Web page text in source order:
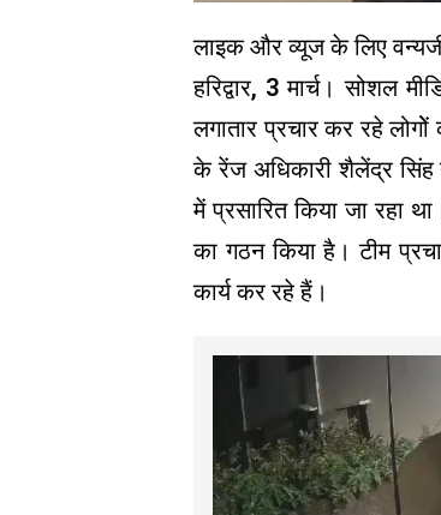
लाइक और व्यूज के लिए
हरिद्वार, 3 मार्च। सोशल
लगातार प्रचार कर रहे लोगोें
के रेंज अधिकारी शैलेंद्र सिंह
में प्रसारित किया जा रहा
का गठन किया है। टीम
कार्य कर रहे हैं।